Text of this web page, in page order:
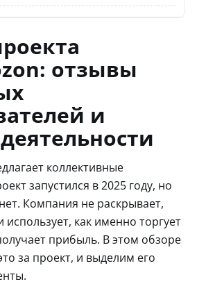
отзывы
и
коллективные
запустился в 2025 году, но
Компания не раскрывает,
использует, как именно торгует
прибыль. В этом обзоре
за проект, и выделим его